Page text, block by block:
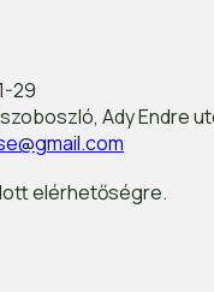
29
Ady Endre
elérhetőségre.